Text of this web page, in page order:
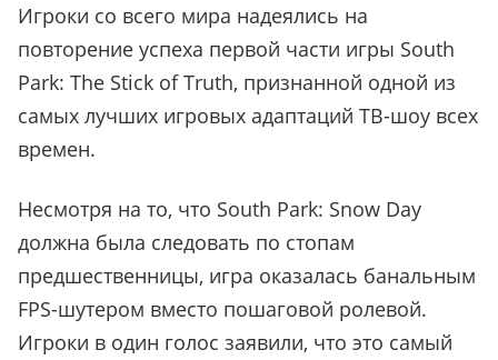
Игроки со всего мира надеялись на
повторение успеха первой части игры South
Park: The Stick of Truth, признанной одной из
самых лучших игровых адаптаций ТВ-шоу всех
времен.
Несмотря на то, что South Park: Snow Day
должна была следовать по стопам
предшественницы, игра оказалась банальным
FPS-шутером вместо пошаговой ролевой.
Игроки в один голос заявили, что это самый